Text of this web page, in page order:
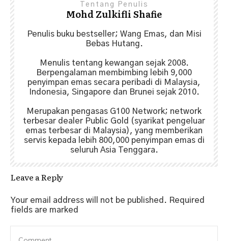
Tentang Penulis
Mohd Zulkifli Shafie
Penulis buku bestseller; Wang Emas, dan Misi
Bebas Hutang.
Menulis tentang kewangan sejak 2008.
Berpengalaman membimbing lebih 9,000
penyimpan emas secara peribadi di Malaysia,
Indonesia, Singapore dan Brunei sejak 2010.
Merupakan pengasas G100 Network; network
terbesar dealer Public Gold (syarikat pengeluar
emas terbesar di Malaysia), yang memberikan
servis kepada lebih 800,000 penyimpan emas di
seluruh Asia Tenggara.
Leave a Reply
Your email address will not be published. Required
fields are marked